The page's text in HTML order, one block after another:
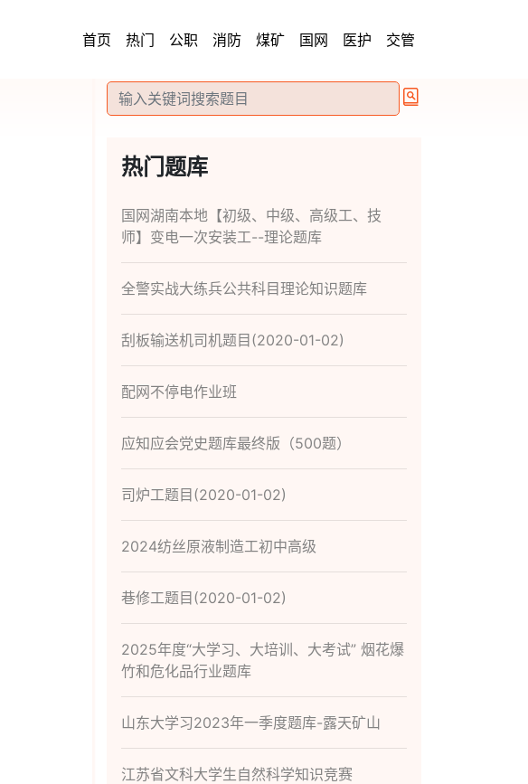
首页 热门 公职 消防 煤矿 国网 医护 交管
热门题库
国网湖南本地【初级、中级、高级工、技
师】变电一次安装工--理论题库
全警实战大练兵公共科目理论知识题库
刮板输送机司机题目(2020-01-02)
配网不停电作业班
应知应会党史题库最终版（500题）
司炉工题目(2020-01-02)
2024纺丝原液制造工初中高级
巷修工题目(2020-01-02)
2025年度“大学习、大培训、大考试” 烟花爆
竹和危化品行业题库
山东大学习2023年一季度题库-露天矿山
江苏省文科大学生自然科学知识竞赛